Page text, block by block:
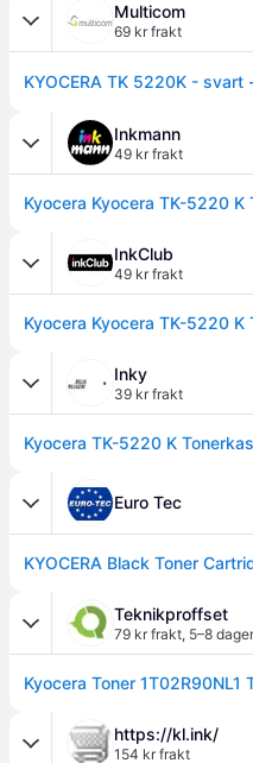
Multicom
69 kr frakt
Inkmann
49 kr frakt
InkClub
49 kr frakt
Inky
39 kr frakt
Kyocera TK-5220 K
Euro Tec
KYOCERA Black Toner
Teknikproffset
79 kr frakt, 5–8 dager
Kyocera Toner 1T02R90NL1
https://kl.ink/
154 kr frakt